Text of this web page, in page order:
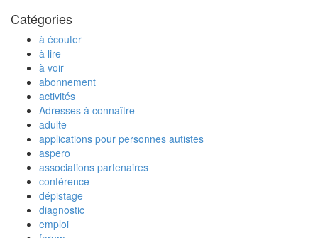
Catégories
à écouter
à lire
à voir
abonnement
activités
Adresses à connaître
adulte
applications pour personnes autistes
aspero
associations partenaires
conférence
dépistage
diagnostic
emploi